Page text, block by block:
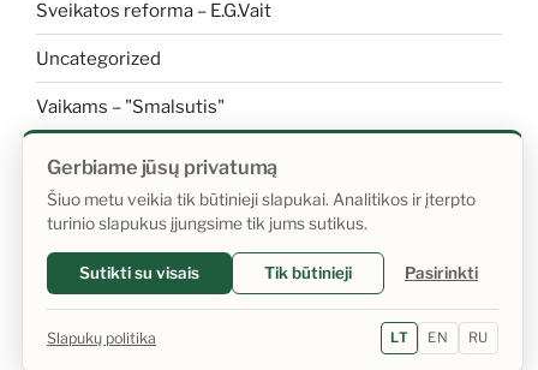
Sveikatos reforma – E.G.Vait
Uncategorized
Vaikams – "Smalsutis"
Vaikams apie sveikatą
Vanduo
Sistema: WordPress
Gerbiame jūsų privatumą
Šiuo metu veikia tik būtinieji slapukai. Analitikos ir įterpto
turinio slapukus įjungsime tik jums sutikus.
Sutikti su visais Tik būtinieji Pasirinkti
Slapukų politika LT EN RU